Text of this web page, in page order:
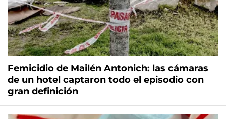
Femicidio de Mailén Antonich: las cámaras
de un hotel captaron todo el episodio con
gran definición